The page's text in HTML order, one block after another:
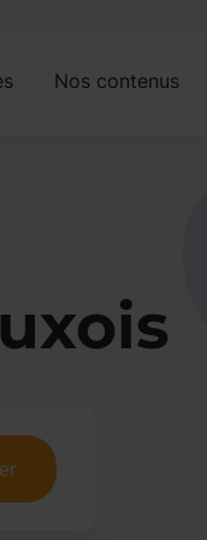
Nos contenus